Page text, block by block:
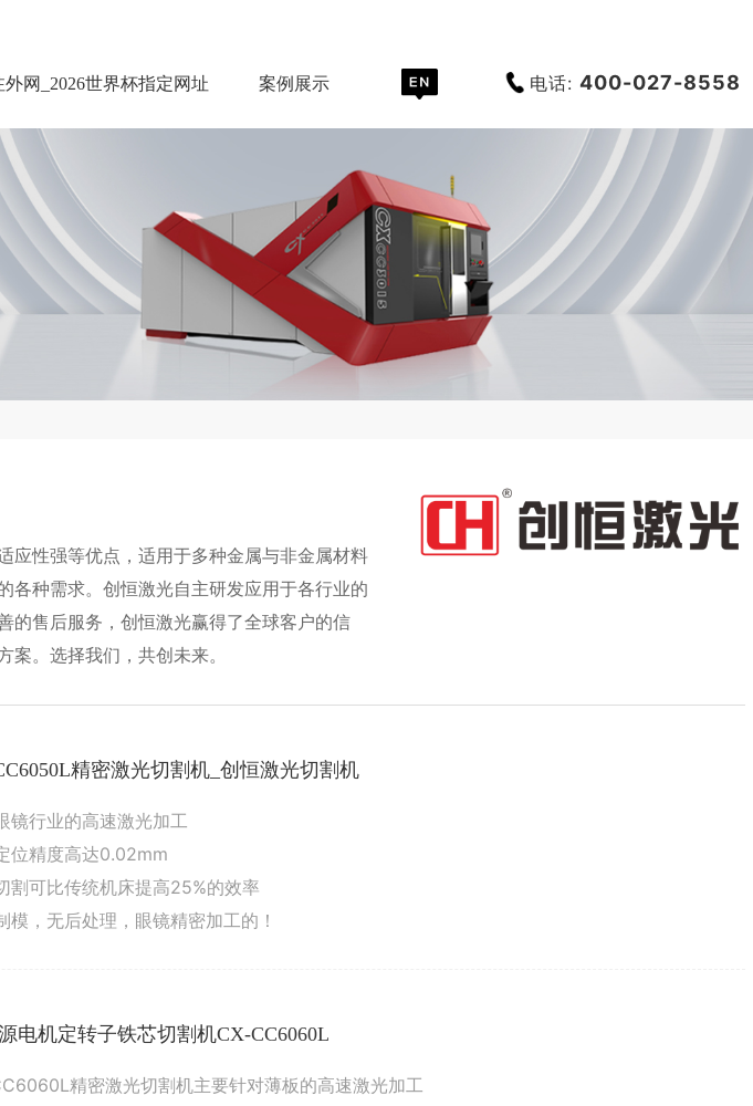
网_2026世界杯指定网址 案例展示 服务支持 关于创恒 世界杯押注外网
电话:400-027-8558
应性强等优点，适用于多种金属与非金属材料
各种需求。创恒激光自主研发应用于各行业的
的售后服务，创恒激光赢得了全球客户的信
。选择我们，共创未来。
精密激光切割机_创恒激光切割机
镜行业的高速激光加工
位精度高达0.02mm
割可比传统机床提高25%的效率
模，无后处理，眼镜精密加工的！
电机定转子铁芯切割机CX-CC6060L
精密激光切割机主要针对薄板的高速激光加工